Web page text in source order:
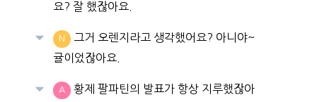
요? 잘 했잖아요.
N
그거 오렌지라고 생각했어요? 아니야~
귤이었잖아요.
A
황제 팔파틴의 발표가 항상 지루했잖아